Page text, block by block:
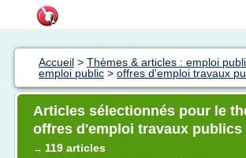
Accueil > Thèmes & articles : emploi
emploi public > offres d'emploi travaux
Articles sélectionnés pour le
offres d'emploi travaux publics
→ 119 articles